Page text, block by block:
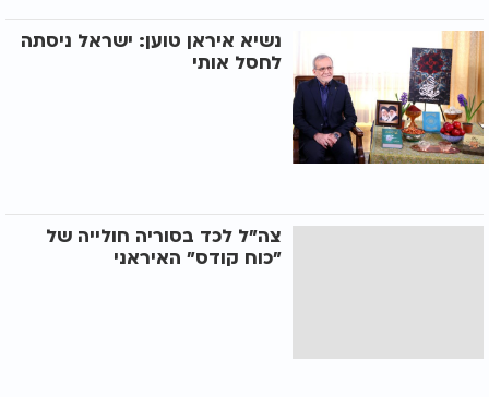
נשיא איראן טוען: ישראל ניסתה
לחסל אותי
צה"ל לכד בסוריה חולייה של
"כוח קודס" האיראני